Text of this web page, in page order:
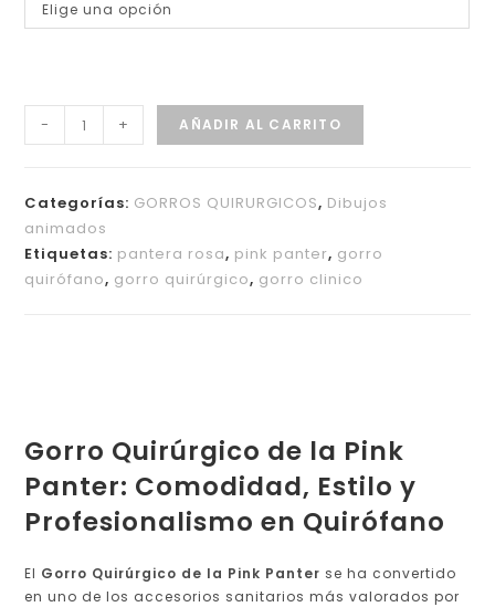
Elige una opción
- + AÑADIR AL CARRITO
Categorías: GORROS QUIRURGICOS, Dibujos
animados
Etiquetas: pantera rosa, pink panter, gorro
quirófano, gorro quirúrgico, gorro clinico
Gorro Quirúrgico de la Pink
Panter: Comodidad, Estilo y
Profesionalismo en Quirófano
El Gorro Quirúrgico de la Pink Panter se ha convertido
en uno de los accesorios sanitarios más valorados por